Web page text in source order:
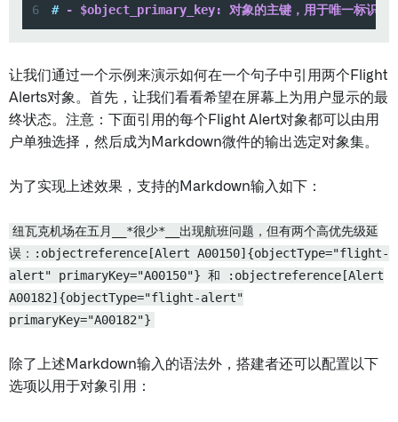
6
# - $object_primary_key: 对象的主键，用于唯一标识对
让我们通过一个示例来演示如何在一个句子中引用两个Flight
Alerts对象。首先，让我们看看希望在屏幕上为用户显示的最
终状态。注意：下面引用的每个Flight Alert对象都可以由用
户单独选择，然后成为Markdown微件的输出选定对象集。
为了实现上述效果，支持的Markdown输入如下：
纽瓦克机场在五月__*很少*__出现航班问题，但有两个高优先级延
误：:objectreference[Alert A00150]{objectType="flight-
alert" primaryKey="A00150"} 和 :objectreference[Alert
A00182]{objectType="flight-alert"
primaryKey="A00182"}
除了上述Markdown输入的语法外，搭建者还可以配置以下
选项以用于对象引用：